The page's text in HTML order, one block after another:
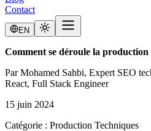
Contact
EN
Comment se déroule la
Par Mohamed Sahbi, Expert SEO
React, Full Stack Engineer
15 juin 2024
Catégorie : Production Techniques